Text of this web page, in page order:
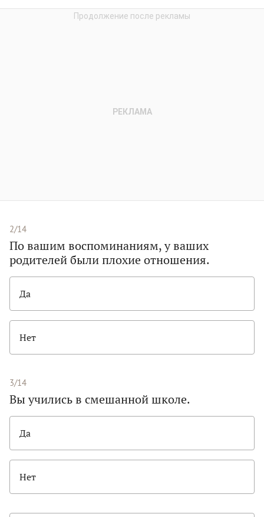
2/14
По вашим воспоминаниям, у ваших
родителей были плохие отношения.
Да
Нет
3/14
Вы учились в смешанной школе.
Да
Нет